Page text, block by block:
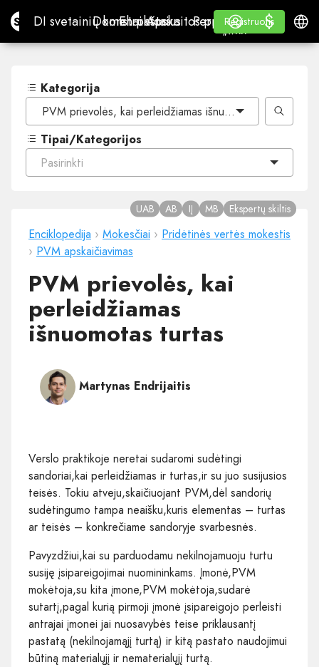
Site.proDI svetainių konstruktorius
DI svetainių konstruktorius
Domenai
DomenaiEl. paštas
El. paštasApskaitos programa
Apskaitos programa
Perpardavėjams
„WHITE LABEL“
Mokymasis
Mokymasis
Registruotis
Registruotis
Prisijungti
$
$
Kategorija
PVM prievolės, kai perleidžiamas išnuomotas turtas
Tipai/Kategorijos
Pasirinkti
Enciklopedija › Mokesčiai › Pridėtinės vertės mokestis
› PVM apskaičiavimas
PVM prievolės, kai
perleidžiamas
išnuomotas turtas
UAB AB IĮ MB Ekspertų skiltis
Martynas Endrijaitis
Verslo praktikoje neretai sudaromi sudėtingi
sandoriai,kai perleidžiamas ir turtas,ir su juo susijusios
teisės. Tokiu atveju,skaičiuojant PVM,dėl sandorių
sudėtingumo tampa neaišku,kuris elementas – turtas
ar teisės – konkrečiame sandoryje svarbesnės.
Pavyzdžiui,kai su parduodamu nekilnojamuoju turtu
susiję įsipareigojimai nuomininkams. Įmonė,PVM
mokėtoja,su kita įmone,PVM mokėtoja,sudarė
sutartį,pagal kurią pirmoji įmonė įsipareigojo perleisti
antrajai įmonei jai nuosavybės teise priklausantį
pastatą (nekilnojamąjį turtą) ir kitą pastato naudojimui
būtiną materialųjį ir nematerialųjį turtą.